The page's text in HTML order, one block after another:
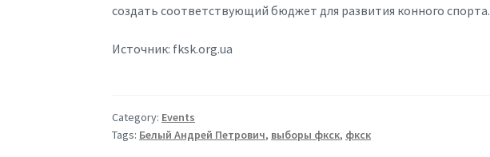
создать соответствующий бюджет для развития конного спорта.
Источник: fksk.org.ua
Category: Events
Tags: Белый Андрей Петрович, выборы фкск, фкск